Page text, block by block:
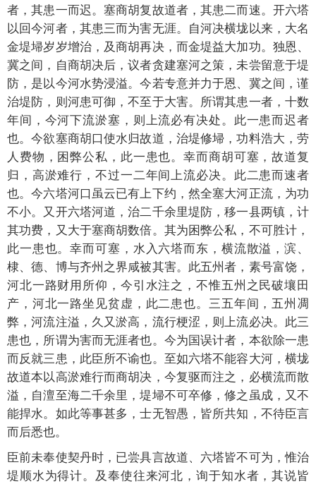
者，其患一而迟。塞商胡复故道者，其患二而速。开六塔
以回今河者，其患三而为害无涯。自河决横垅以来，大名
金堤埽岁岁增治，及商胡再决，而金堤益大加功。独恩、
冀之间，自商胡决后，议者贪建塞河之策，未尝留意于堤
防，是以今河水势浸溢。今若专意并力于恩、冀之间，谨
治堤防，则河患可御，不至于大害。所谓其患一者，十数
年间，今河下流淤塞，则上流必有决处。此一患而迟者
也。今欲塞商胡口使水归故道，治堤修埽，功料浩大，劳
人费物，困弊公私，此一患也。幸而商胡可塞，故道复
归，高淤难行，不过一二年间上流必决。此二患而速者
也。今六塔河口虽云已有上下约，然全塞大河正流，为功
不小。又开六塔河道，治二千余里堤防，移一县两镇，计
其功费，又大于塞商胡数倍。其为困弊公私，不可胜计，
此一患也。幸而可塞，水入六塔而东，横流散溢，滨、
棣、德、博与齐州之界咸被其害。此五州者，素号富饶，
河北一路财用所仰，今引水注之，不惟五州之民破壤田
产，河北一路坐见贫虚，此二患也。三五年间，五州凋
弊，河流注溢，久又淤高，流行梗涩，则上流必决。此三
患也，所谓为害而无涯者也。今为国误计者，本欲除一患
而反就三患，此臣所不谕也。至如六塔不能容大河，横垅
故道本以高淤难行而商胡决，今复驱而注之，必横流而散
溢，自澶至海二千余里，堤埽不可卒修，修之虽成，又不
能捍水。如此等事甚多，士无智愚，皆所共知，不待臣言
而后悉也。
臣前未奉使契丹时，已尝具言故道、六塔皆不可为，惟治
堤顺水为得计。及奉使往来河北，询于知水者，其说皆